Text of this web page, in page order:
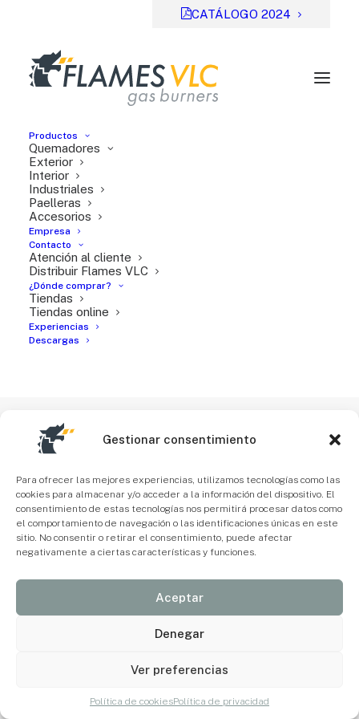
Gestionar consentimiento
Para ofrecer las mejores experiencias, utilizamos tecnologías como las
cookies para almacenar y/o acceder a la información del dispositivo. El
consentimiento de estas tecnologías nos permitirá procesar datos como
el comportamiento de navegación o las identificaciones únicas en este
sitio. No consentir o retirar el consentimiento, puede afectar
negativamente a ciertas características y funciones.
Aceptar
Denegar
Ver preferencias
Política de cookiesPolítica de privacidad
CATÁLOGO 2024
Productos
Quemadores
Exterior
Interior
Industriales
Paelleras
Accesorios
Empresa
Contacto
Atención al cliente
Distribuir Flames VLC
¿Dónde comprar?
Tiendas
Tiendas online
Experiencias
Descargas
File Type:
Categories:
Tags:FR